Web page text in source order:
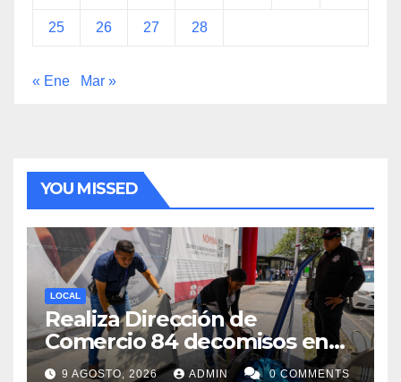
25 26 27 28
« Ene Mar »
YOU MISSED
LOCAL
Realiza Dirección de
Comercio 84 decomisos en
Centro de Monterrey
9 AGOSTO, 2026 ADMIN 0 COMMENTS